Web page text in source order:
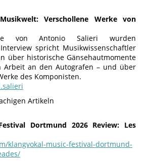
Verschollene Werke von
von Antonio Salieri wurden
spricht Musikwissenschaftler
über historische Gänsehautmomente
Arbeit an den Autografen – und über
des Komponisten.
Artikeln
Dortmund 2026 Review: Les
klangvokal-music-festival-dortmund-